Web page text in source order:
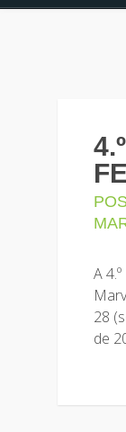
A
28
de